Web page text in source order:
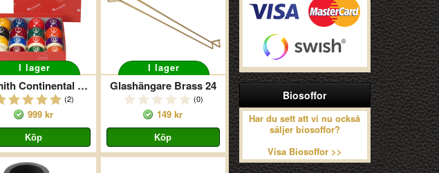
Biosoffor
Har du sett att vi nu också
säljer biosoffor?
Visa Biosoffor >>
I lager
Aramith Continental 57 Mm
(2)
999 kr
I lager
Glashängare Brass 24
(0)
149 kr